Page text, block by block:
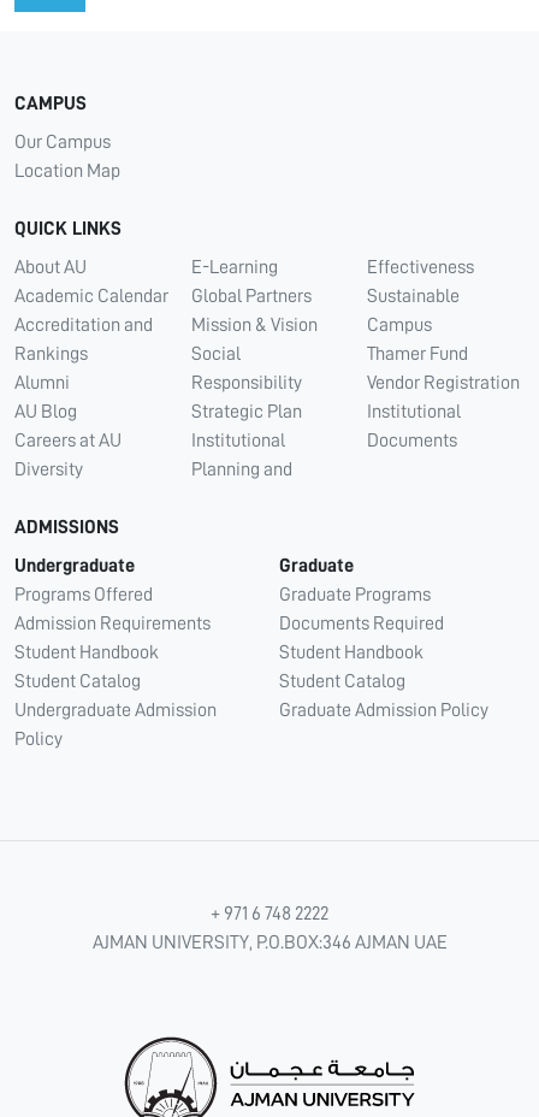
CAMPUS
Our Campus
Location Map
QUICK LINKS
About AU
Academic Calendar
Accreditation and
Rankings
Alumni
AU Blog
Careers at AU
Diversity
E-Learning
Global Partners
Mission & Vision
Social
Responsibility
Strategic Plan
Institutional
Planning and
Effectiveness
Sustainable
Campus
Thamer Fund
Vendor Registration
Institutional
Documents
ADMISSIONS
Undergraduate
Programs Offered
Admission Requirements
Student Handbook
Student Catalog
Undergraduate Admission
Policy
Graduate
Graduate Programs
Documents Required
Student Handbook
Student Catalog
Graduate Admission Policy
+ 971 6 748 2222
AJMAN UNIVERSITY, P.O.BOX:346 AJMAN UAE